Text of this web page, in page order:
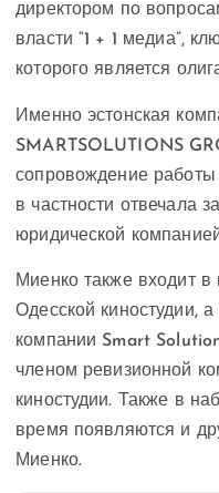
директором по
власти “1 + 1 медиа”,
которого является
Именно эстонская
SMARTSOLUTIONS
сопровождение работы
в частности отвечала
юридической
Миенко также входит
Одесской киностудии,
компании Smart
членом ревизионной
киностудии. Также в
время появляются и
Миенко.